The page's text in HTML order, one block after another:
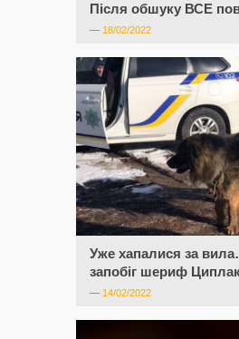
Після обшуку ВСЕ
— 18/02/2022
Уже хапалися за
запобіг шериф
— 14/02/2022